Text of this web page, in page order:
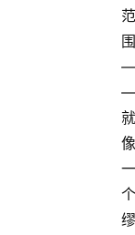
范
围
—
—
就
像
一
个
缪